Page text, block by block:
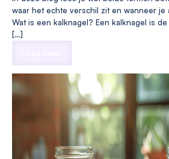
waar het echte verschil zit en wanneer je
Wat is een kalknagel? Een kalknagel is
[…]